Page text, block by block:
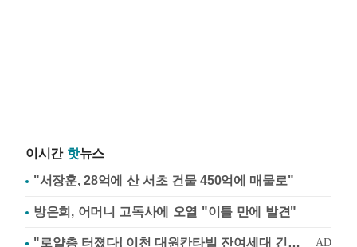
이시간 핫뉴스
"서장훈, 28억에 산 서초 건물 450억에 매물로"
방은희, 어머니 고독사에 오열 "이틀 만에 발견"